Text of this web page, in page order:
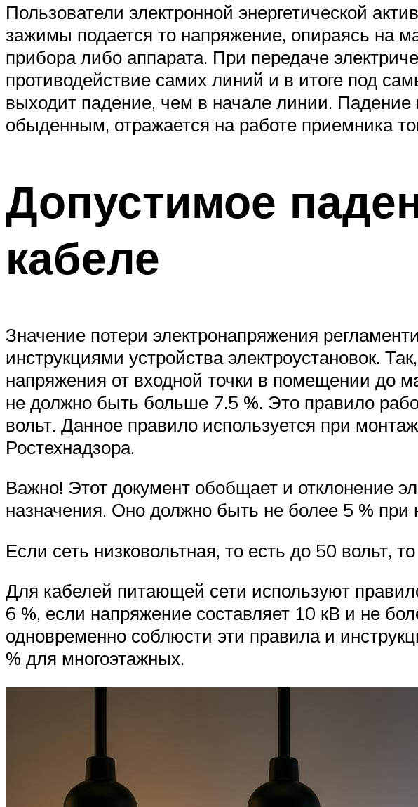
Пользователи электронной энергетической
зажимы подается то напряжение, опираясь на
прибора либо аппарата. При передаче
противодействие самих линий и в итоге под
выходит падение, чем в начале линии. Падение
обыденным, отражается на работе приемника
Допустимое
кабеле
Значение потери электронапряжения
инструкциями устройства электроустановок.
напряжения от входной точки в помещении до
не должно быть больше 7.5 %. Это правило
вольт. Данное правило используется при
Ростехнадзора.
Важно! Этот документ обобщает и отклонение
назначения. Оно должно быть не более 5 %
Если сеть низковольтная, то есть до 50 вольт,
Для кабелей питающей сети используют
6 %, если напряжение составляет 10 кВ и не
одновременно соблюсти эти правила и
% для многоэтажных.